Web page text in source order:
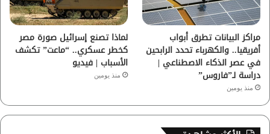
مراكز البيانات تطرق أبواب
أفريقيا.. والكهرباء تحدد الرابحين
في عصر الذكاء الاصطناعي |
دراسة لـ”فاروس”
منذ يومين
لماذا تصنع إسرائيل صورة مصر
كخطر عسكري.. “ماعت” تكشف
الأسباب | فيديو
منذ يومين